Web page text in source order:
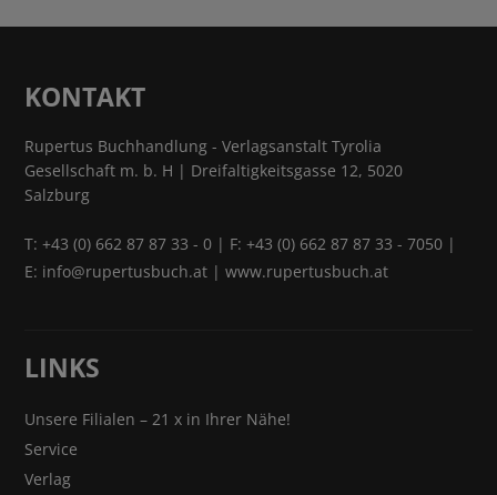
KONTAKT
Rupertus Buchhandlung - Verlagsanstalt Tyrolia
Gesellschaft m. b. H | Dreifaltigkeitsgasse 12, 5020
Salzburg
T:+43 (0) 662 87 87 33 - 0 | F: +43 (0) 662 87 87 33 - 7050 |
E: info@rupertusbuch.at |www.rupertusbuch.at
LINKS
Unsere Filialen – 21 x in Ihrer Nähe!
Service
Verlag